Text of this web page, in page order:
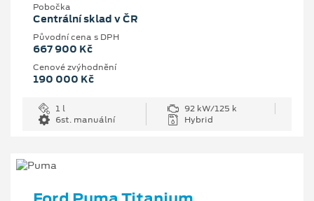
Pobočka
Centrální sklad v ČR
Původní cena s DPH
667 900 Kč
Cenové zvýhodnění
190 000 Kč
1 l
92 kW/125 k
6st. manuální
Hybrid